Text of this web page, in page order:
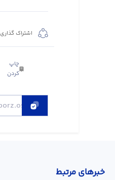
اشتراک گذاری
چاپ
کردن
خبر‌های مرتبط